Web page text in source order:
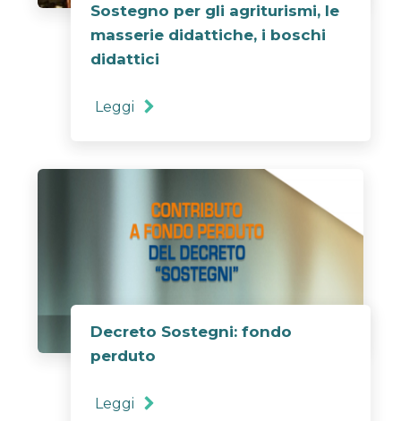
Sostegno per gli agriturismi, le
masserie didattiche, i boschi
didattici
Leggi
Decreto Sostegni: fondo
perduto
Leggi